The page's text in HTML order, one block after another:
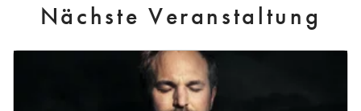
Nächste Veranstaltung